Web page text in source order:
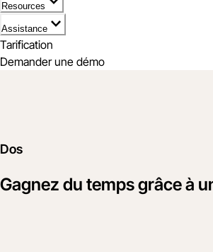
Resources
Assistance
Tarification
Demander une démo
Dos
Gagnez du temps grâce à